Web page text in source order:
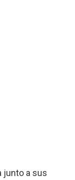
junto a sus